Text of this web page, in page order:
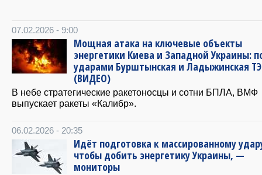
07.02.2026 - 9:00
Мощная атака на ключевые объекты
энергетики Киева и Западной Украины:
ударами Бурштынская и Ладыжинская
(ВИДЕО)
В небе стратегические ракетоносцы и сотни БПЛА, ВМФ
выпускает ракеты «Калибр».
06.02.2026 - 20:35
Идёт подготовка к массированному
чтобы добить энергетику Украины, —
мониторы